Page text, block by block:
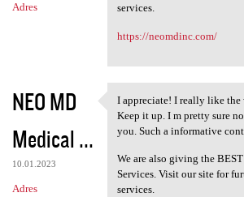
Adres
services.
https://neomdinc.com/
NEO MD
Medical ...
10.01.2023
Adres
I appreciate! I really
I appreciate! I really like the
Keep it up. I m pretty sure
you. Such a informative
We are also giving the
Services. Visit our site for
services.